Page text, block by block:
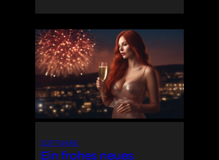
SOFTWARE
Ein frohes neues